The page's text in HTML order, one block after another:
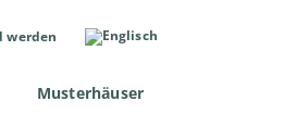
werden
Musterhäuser